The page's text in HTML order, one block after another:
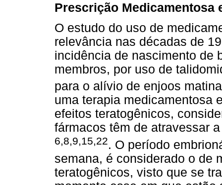
Prescrição Medicamentosa
O estudo do uso de
relevância nas décadas de
incidência de nascimento de
membros, por uso de
para o alívio de enjoos
uma terapia medicamentosa
efeitos teratogênicos,
fármacos têm de atravessar
6,8,9,15,22. O período
semana, é considerado o de
teratogênicos, visto que se